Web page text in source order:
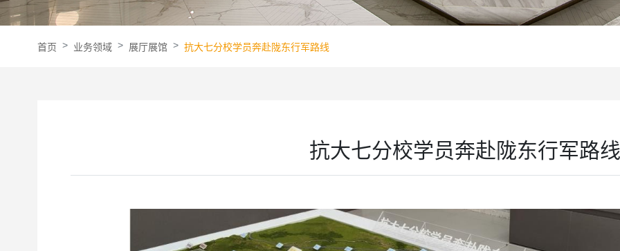
首页 业务领域 展厅展馆 抗大七分校学员奔赴陇东行军路线
抗大七分校学员奔赴陇东行军路线